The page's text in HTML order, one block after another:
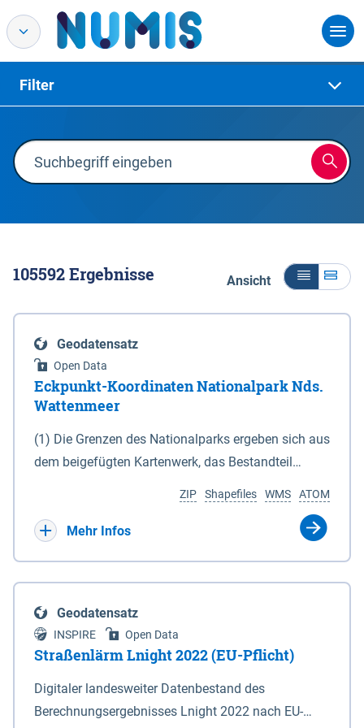
Filter
105592Ergebnisse Ansicht
Geodatensatz
Open Data
Eckpunkt-Koordinaten Nationalpark Nds.
Wattenmeer
(1) Die Grenzen des Nationalparks ergeben sich aus
dem beigefügten Kartenwerk, das Bestandteil
(DTK) im Maßstab 1 : 100 000 (Anlage 2), 2.
verkleinerte Amtliche Karte 1 : 5 000 (AK5) im
projizierte Koordinaten im Europäischen
Terrestrischen Referenzsystem 1989 (ETRS 89) mit
der Universalen Transversalen Mercator-Abbildung
bezogen auf die Zone 32 N (UTM 32N) dargestellt
(Anlage 4); Gleiches gilt für die geografischen
ATOM
WMS
Shapefiles
ZIP
Mehr Infos
Geodatensatz
INSPIRE Open Data
Straßenlärm Lnight 2022 (EU-Pflicht)
Digitaler landesweiter Datenbestand des
Berechnungsergebnisses Lnight 2022 nach EU-